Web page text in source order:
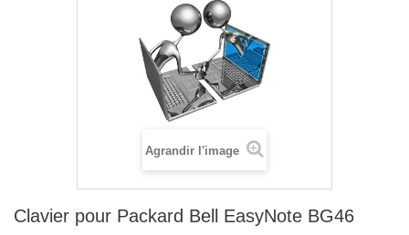
Agrandir l'image
Clavier pour Packard Bell EasyNote BG46